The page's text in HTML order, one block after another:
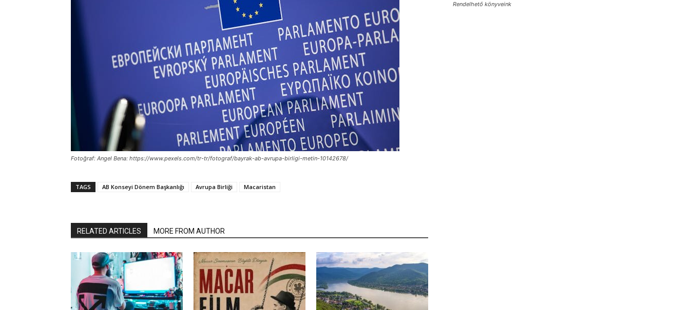
Fotoğraf: Angel Bena: https://www.pexels.com/tr-tr/fotograf/bayrak-ab-avrupa-birligi-metin-10142678/
TAGS AB Konseyi Dönem Başkanlığı Avrupa Birliği Macaristan
RELATED ARTICLES MORE FROM AUTHOR
Rendelhető könyveink